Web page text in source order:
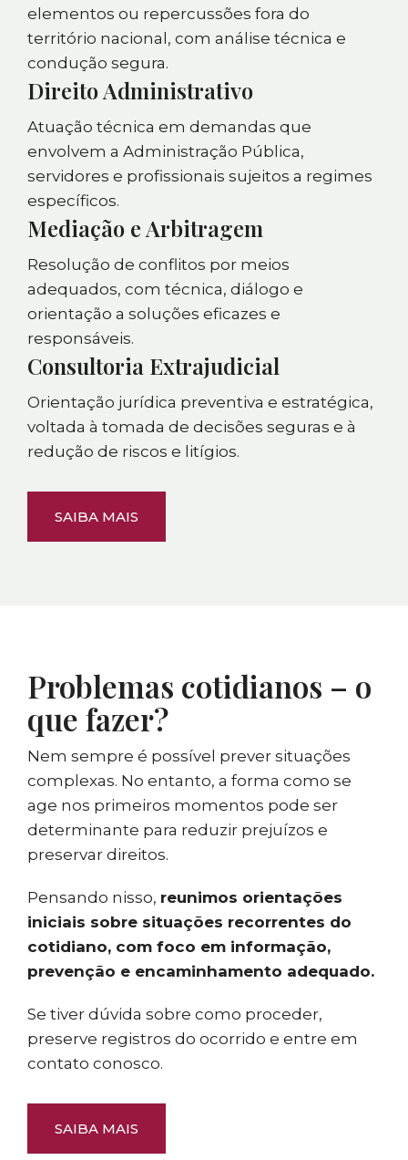
elementos ou repercussões fora do
território nacional, com análise técnica e
condução segura.
Direito Administrativo
Atuação técnica em demandas que
envolvem a Administração Pública,
servidores e profissionais sujeitos a regimes
específicos.
Mediação e Arbitragem
Resolução de conflitos por meios
adequados, com técnica, diálogo e
orientação a soluções eficazes e
responsáveis.
Consultoria Extrajudicial
Orientação jurídica preventiva e estratégica,
voltada à tomada de decisões seguras e à
redução de riscos e litígios.
SAIBA MAIS
Problemas cotidianos – o
que fazer?
Nem sempre é possível prever situações
complexas. No entanto, a forma como se
age nos primeiros momentos pode ser
determinante para reduzir prejuízos e
preservar direitos.
Pensando nisso, reunimos orientações
iniciais sobre situações recorrentes do
cotidiano, com foco em informação,
prevenção e encaminhamento adequado.
Se tiver dúvida sobre como proceder,
preserve registros do ocorrido e entre em
contato conosco.
SAIBA MAIS